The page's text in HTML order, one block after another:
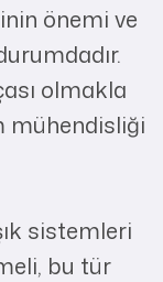
önemi ve
olmakla
mühendisliği
sistemleri
bu tür